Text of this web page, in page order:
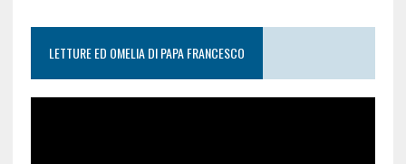
LETTURE ED OMELIA DI PAPA FRANCESCO